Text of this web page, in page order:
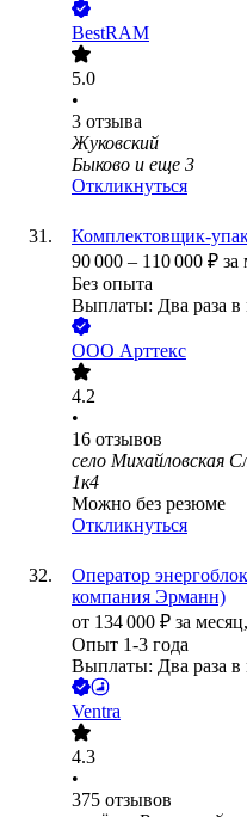
BestRAM
5.0
•
3 отзыва
Жуковский
Быково и еще 3
Откликнуться
Комплектовщик-
90 000 – 110 000 ₽ за
Без опыта
Выплаты: Два раза в
ООО Арттекс
4.2
•
16 отзывов
село Михайловская
1к4
Можно без резюме
Откликнуться
Оператор
компания Эрманн)
от 134 000 ₽ за месяц,
Опыт 1-3 года
Выплаты: Два раза в
Ventra
4.3
•
375 отзывов